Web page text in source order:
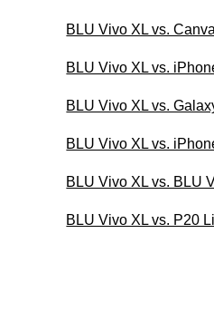
BLU Vivo XL vs.
BLU Vivo XL vs.
BLU Vivo XL vs.
BLU Vivo XL vs.
BLU Vivo XL vs. BLU
BLU Vivo XL vs. P20